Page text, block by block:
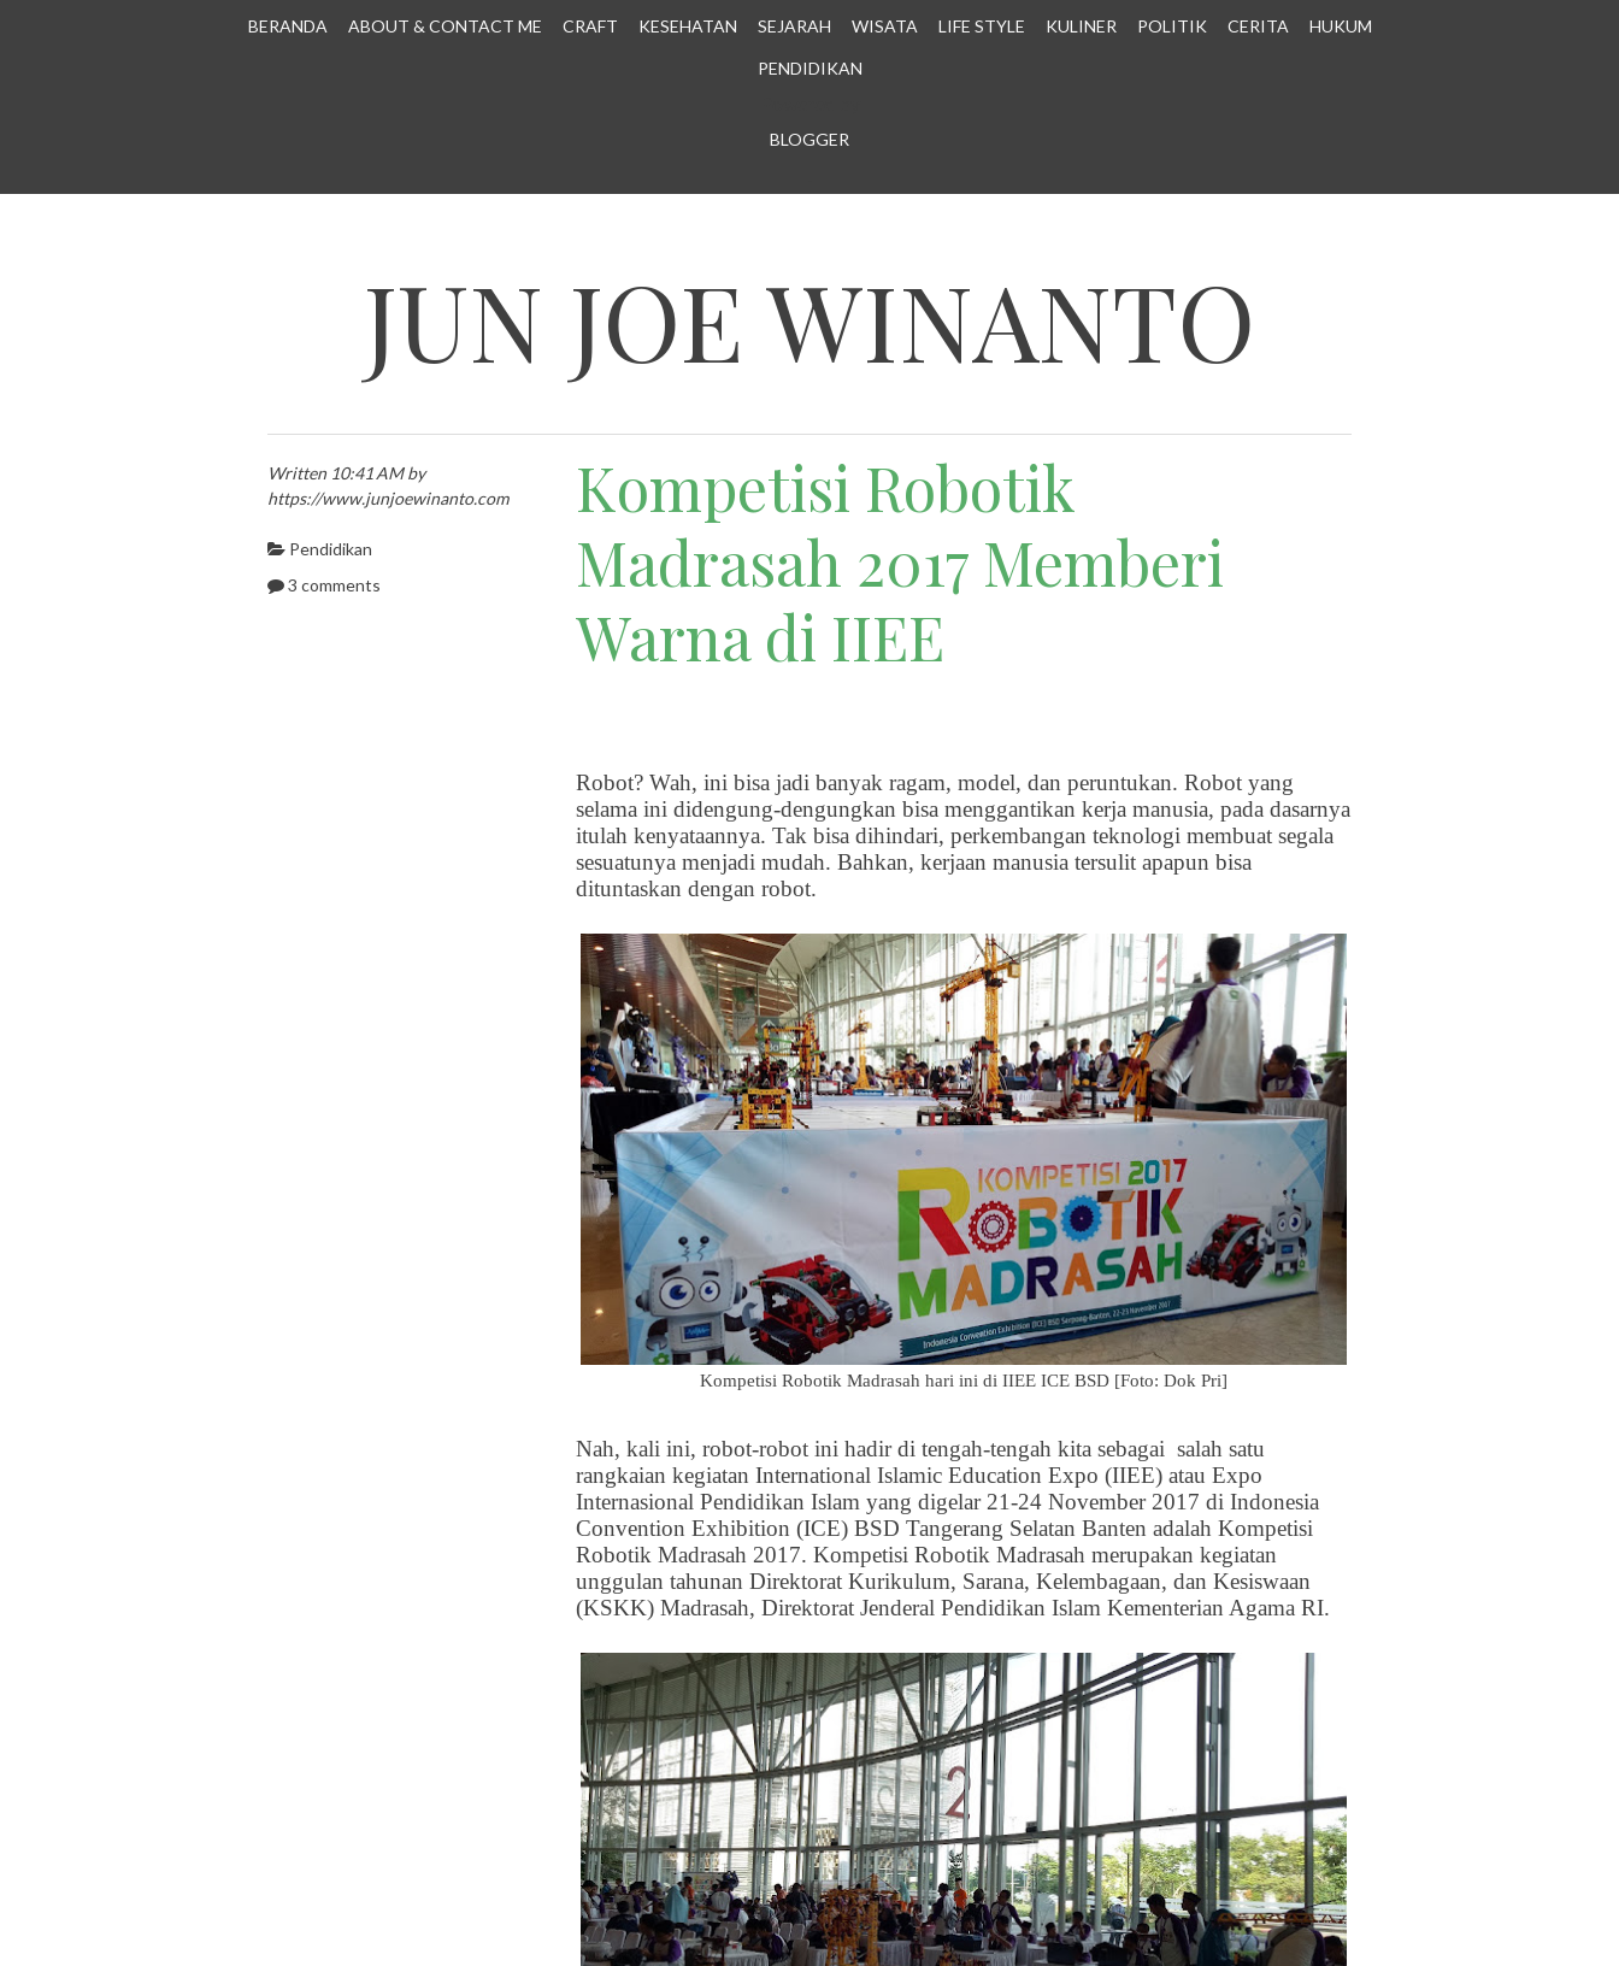
BERANDA ABOUT & CONTACT ME CRAFT KESEHATAN SEJARAH WISATA LIFE STYLE KULINER POLITIK CERITA HUKUM
PENDIDIKAN
BLOGGER
JUN JOE WINANTO
Kompetisi Robotik
Madrasah 2017 Memberi
Warna di IIEE
Robot? Wah, ini bisa jadi banyak ragam, model, dan peruntukan. Robot yang
selama ini didengung-dengungkan bisa menggantikan kerja manusia, pada dasarnya
itulah kenyataannya. Tak bisa dihindari, perkembangan teknologi membuat segala
sesuatunya menjadi mudah. Bahkan, kerjaan manusia tersulit apapun bisa
dituntaskan dengan robot.
Kompetisi Robotik Madrasah hari ini di IIEE ICE BSD [Foto: Dok Pri]
Nah, kali ini, robot-robot ini hadir di tengah-tengah kita sebagai salah satu
rangkaian kegiatan International Islamic Education Expo (IIEE) atau Expo
Internasional Pendidikan Islam yang digelar 21-24 November 2017 di Indonesia
Convention Exhibition (ICE) BSD Tangerang Selatan Banten adalah Kompetisi
Robotik Madrasah 2017. Kompetisi Robotik Madrasah merupakan kegiatan
unggulan tahunan Direktorat Kurikulum, Sarana, Kelembagaan, dan Kesiswaan
(KSKK) Madrasah, Direktorat Jenderal Pendidikan Islam Kementerian Agama RI.
Written 10:41 AM by
https://www.junjoewinanto.com
Pendidikan
3 comments